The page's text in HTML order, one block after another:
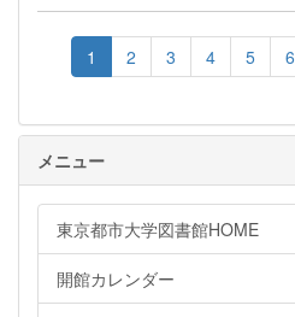
1 2 3 4 5 6
メニュー
東京都市大学図書館HOME
開館カレンダー